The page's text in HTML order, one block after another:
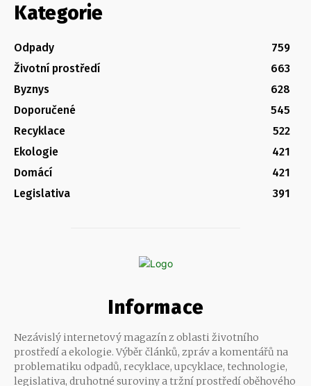
Kategorie
Odpady
759
Životní prostředí
663
Byznys
628
Doporučené
545
Recyklace
522
Ekologie
421
Domácí
421
Legislativa
391
Informace
Nezávislý internetový magazín z oblasti životního
prostředí a ekologie. Výběr článků, zpráv a komentářů na
problematiku odpadů, recyklace, upcyklace, technologie,
legislativa, druhotné suroviny a tržní prostředí oběhového